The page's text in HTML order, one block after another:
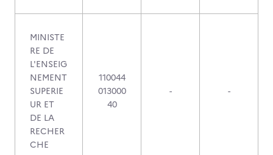
MINISTE
RE DE
L'ENSEIG
NEMENT
SUPERIE
UR ET
DE LA
RECHER
CHE
110044
013000
40
- -